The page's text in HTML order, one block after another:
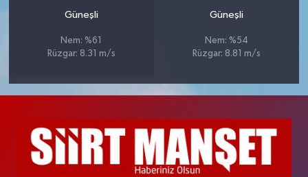
Güneşli
Nem: %61
Rüzgar: 8.31 m/s
Güneşli
Nem: %54
Rüzgar: 8.81 m/s